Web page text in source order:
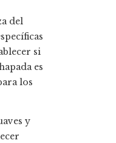
del
si
es
los
y